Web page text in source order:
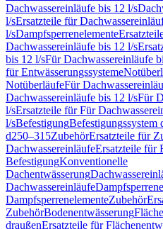
Dachwassereinläufe bis 12 l/s
l/sErsatzteile für
l/sDampfsperrenelemente
Dachwassereinläufe bis 12 l/s
bis 12 l/sFür Dachwassereinläufe
für Entwässerungssysteme
NotüberläufeFür
Dachwassereinläufe bis 12 l/sFür
l/sErsatzteile für Für
l/sBefestigungBefestigungssystem
d250–315ZubehörErsatzteile für
DachwassereinläufeErsatzteile für
BefestigungKonventionelle
Dachentwässerung
Dachwassereinläufe
DampfsperrenelementeZubehör
ZubehörBodenentwässerung
draußenErsatzteile für